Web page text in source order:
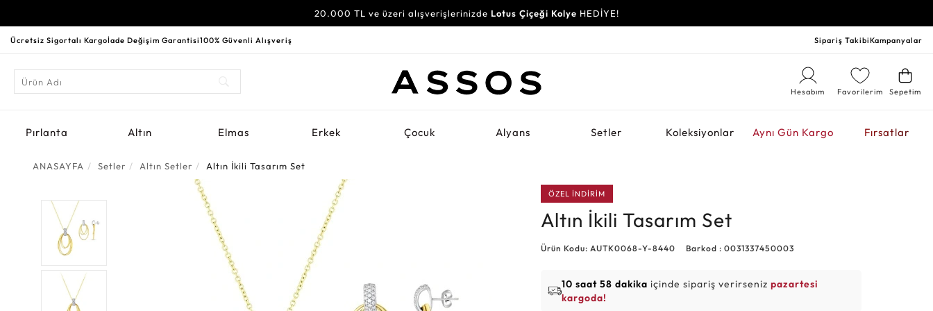
20.000 TL ve üzeri alışverişlerinizde Lotus Çiçeği Kolye HEDİYE!
Ücretsiz Sigortalı Kargoİade Değişim Garantisi100% Güvenli Alışveriş Sipariş TakibiKampanyalar
Sepetim
Favorilerim
Hesabım
Pırlanta Altın Elmas Erkek Çocuk Alyans Setler Koleksiyonlar Aynı Gün Kargo Fırsatlar
ANASAYFA Setler Altın Setler Altın İkili Tasarım Set
ÖZEL İNDİRİM
Altın İkili Tasarım Set
Ürün Kodu: AUTK0068-Y-8440 Barkod : 0031337450003
10 saat 58 dakika içinde sipariş verirsenizpazartesi
kargoda!